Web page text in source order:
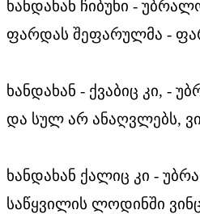
ხანდახან ჩიბუხი -
ფარდას შეფარულმა -
ხანდახან - ქვაბიც კი, -
და სულ არ ანაღვლებს,
ხანდახან ქალიც კი -
საწყვილის ლოდინში